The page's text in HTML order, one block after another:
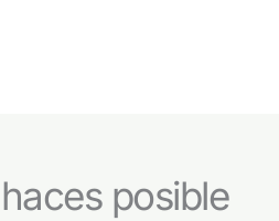
posible